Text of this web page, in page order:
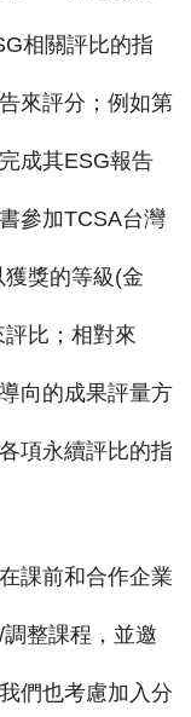
相關評比的指
來評分；例如第
成其ESG報告
參加TCSA台灣
獎的等級(金
比；相對來
向的成果評量方
項永續評比的指
課前和合作企業
整課程，並邀
們也考慮加入分